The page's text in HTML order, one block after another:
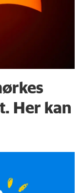
Her kan